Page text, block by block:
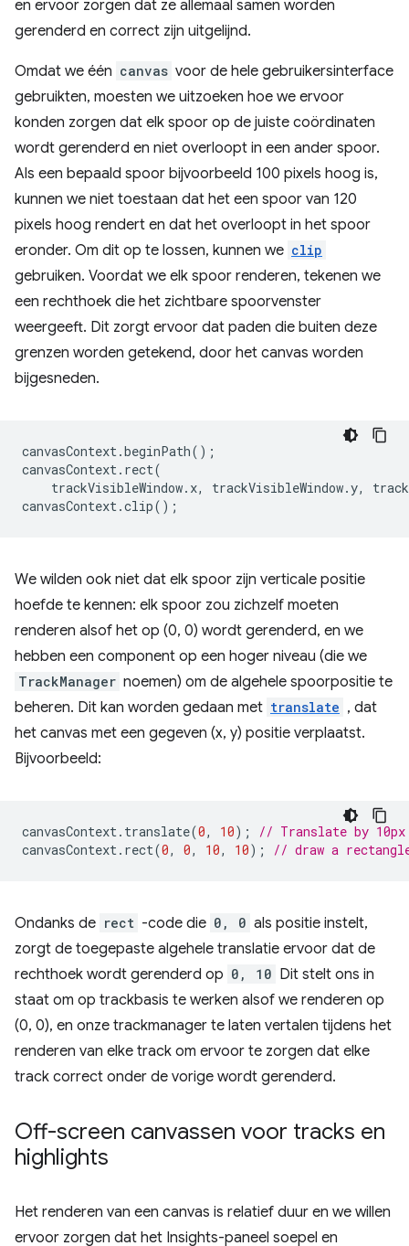
en ervoor zorgen dat ze allemaal samen worden
gerenderd en correct zijn uitgelijnd.
Omdat we één canvas voor de hele gebruikersinterface
gebruikten, moesten we uitzoeken hoe we ervoor
konden zorgen dat elk spoor op de juiste coördinaten
wordt gerenderd en niet overloopt in een ander spoor.
Als een bepaald spoor bijvoorbeeld 100 pixels hoog is,
kunnen we niet toestaan ​​dat het een spoor van 120
pixels hoog rendert en dat het overloopt in het spoor
eronder. Om dit op te lossen, kunnen we clip
gebruiken. Voordat we elk spoor renderen, tekenen we
een rechthoek die het zichtbare spoorvenster
weergeeft. Dit zorgt ervoor dat paden die buiten deze
grenzen worden getekend, door het canvas worden
bijgesneden.
canvasContext.beginPath();
canvasContext. rect(
trackVisibleWindow. x, trackVisibleWindow.y,
canvasContext.clip();
We wilden ook niet dat elk spoor zijn verticale positie
hoefde te kennen: elk spoor zou zichzelf moeten
renderen alsof het op (0, 0) wordt gerenderd, en we
hebben een component op een hoger niveau (die we
TrackManager noemen) om de algehele spoorpositie te
beheren. Dit kan worden gedaan met translate , dat
het canvas met een gegeven (x, y) positie verplaatst.
Bijvoorbeeld:
canvasContext. translate(0, 10);
// Translate by
canvasContext. rect(0, 0, 10, 10); // draw a
Ondanks de rect -code die 0, 0 als positie instelt,
zorgt de toegepaste algehele translatie ervoor dat de
rechthoek wordt gerenderd op 0, 10 Dit stelt ons in
staat om op trackbasis te werken alsof we renderen op
(0, 0), en onze trackmanager te laten vertalen tijdens het
renderen van elke track om ervoor te zorgen dat elke
track correct onder de vorige wordt gerenderd.
Off-screen canvassen voor tracks en
highlights
Het renderen van een canvas is relatief duur en we willen
ervoor zorgen dat het Insights-paneel soepel en